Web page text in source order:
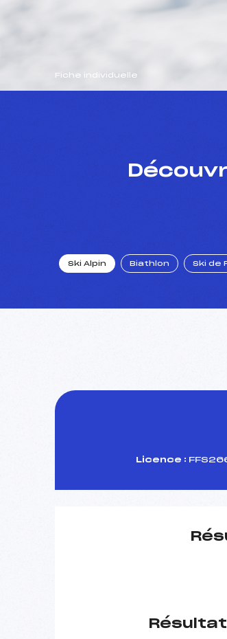
Fiche individuelle
Ski Alpin Biathlon Ski de
Licence :